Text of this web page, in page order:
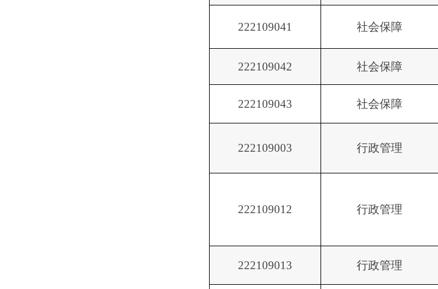
222109041 社会保障
222109042 社会保障
222109043 社会保障
222109003 行政管理
222109012 行政管理
222109013 行政管理